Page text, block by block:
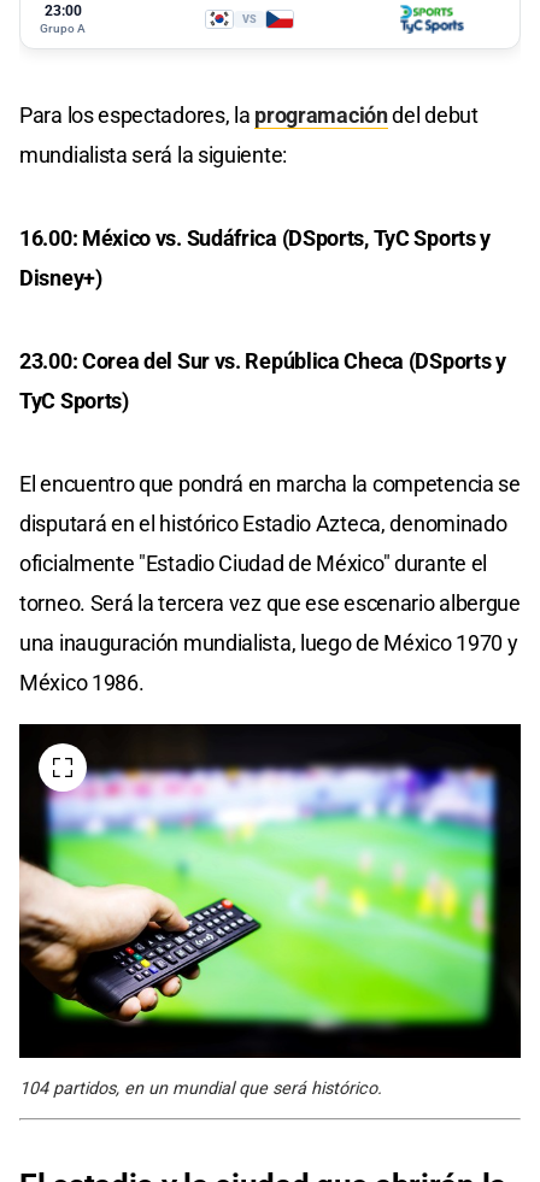
23:00
Grupo A
VS
Para los espectadores, la programacióndel debut
mundialista será la siguiente:
16.00: México vs. Sudáfrica (DSports, TyC Sports y
Disney+)
23.00: Corea del Sur vs. República Checa (DSports y
TyC Sports)
El encuentro que pondrá en marcha la competencia se
disputará en el histórico Estadio Azteca, denominado
oficialmente "Estadio Ciudad de México" durante el
torneo. Será la tercera vez que ese escenario albergue
una inauguración mundialista, luego de México 1970 y
México 1986.
104 partidos, en un mundial que será histórico.